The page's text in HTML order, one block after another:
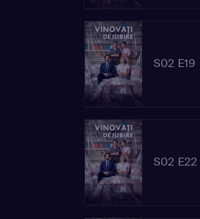
S02 E19
S02 E22